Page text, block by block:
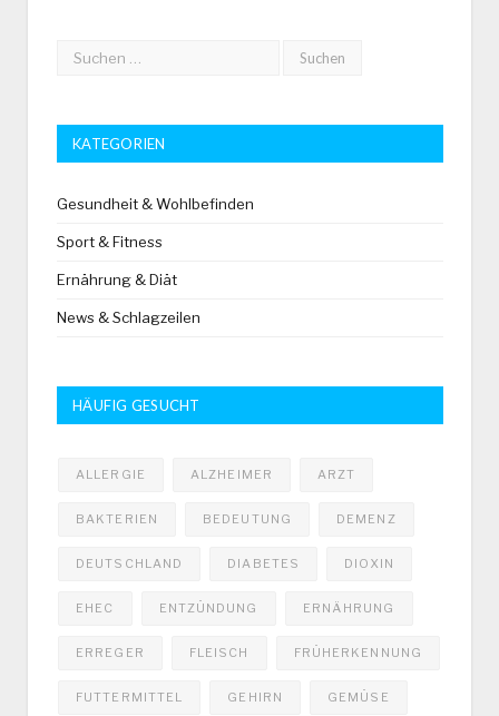
KATEGORIEN
Gesundheit & Wohlbefinden
Sport & Fitness
Ernährung & Diät
News & Schlagzeilen
HÄUFIG GESUCHT
ALLERGIE ALZHEIMER ARZT
BAKTERIEN BEDEUTUNG DEMENZ
DEUTSCHLAND DIABETES DIOXIN
EHEC ENTZÜNDUNG ERNÄHRUNG
ERREGER FLEISCH FRÜHERKENNUNG
FUTTERMITTEL GEHIRN GEMÜSE